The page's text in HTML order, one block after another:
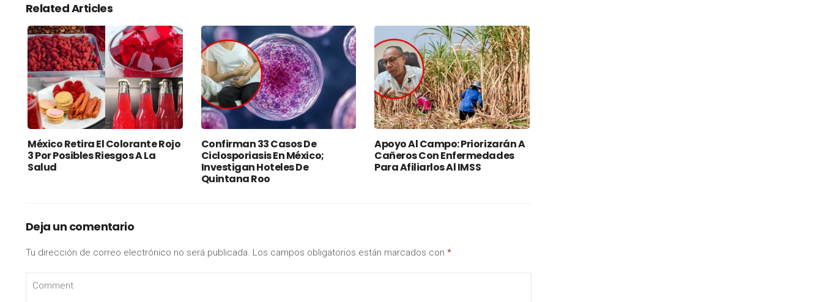
Related Articles
México Retira El Colorante Rojo
3 Por Posibles Riesgos A La
Salud
Confirman 33 Casos De
Ciclosporiasis En México;
Investigan Hoteles De
Quintana Roo
Apoyo Al Campo: Priorizarán A
Cañeros Con Enfermedades
Para Afiliarlos Al IMSS
Deja un comentario
Tu dirección de correo electrónico no será publicada. Los campos obligatorios están marcados con *